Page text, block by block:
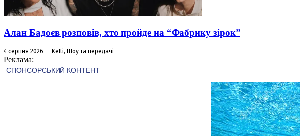
Алан Бадоєв розповів, хто пройде на “Фабрику зірок”
4 серпня 2026 — Ketti, Шоу та передачі
Реклама: